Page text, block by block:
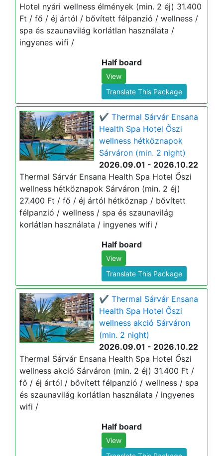
Hotel nyári wellness élmények (min. 2 éj) 31.400
Ft / fő / éj ártól / bővített félpanzió / wellness /
spa és szaunavilág korlátlan használata /
ingyenes wifi /
Half board
View
Translate This Package
✔️ Thermal Sárvár Ensana
Health Spa Hotel Őszi
wellness hétköznapok
Sárváron (min. 2 night)
2026.09.01 - 2026.10.22
Thermal Sárvár Ensana Health Spa Hotel Őszi
wellness hétköznapok Sárváron (min. 2 éj)
27.400 Ft / fő / éj ártól hétköznap / bővített
félpanzió / wellness / spa és szaunavilág
korlátlan használata / ingyenes wifi /
Half board
View
Translate This Package
✔️ Thermal Sárvár Ensana
Health Spa Hotel Őszi
wellness akció Sárváron
(min. 2 night)
2026.09.01 - 2026.10.22
Thermal Sárvár Ensana Health Spa Hotel Őszi
wellness akció Sárváron (min. 2 éj) 31.400 Ft /
fő / éj ártól / bővített félpanzió / wellness / spa
és szaunavilág korlátlan használata / ingyenes
wifi /
Half board
View